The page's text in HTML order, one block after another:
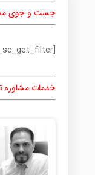
جست و جوی
[prdctfltr_sc_get_filter]
خدمات مشاوره